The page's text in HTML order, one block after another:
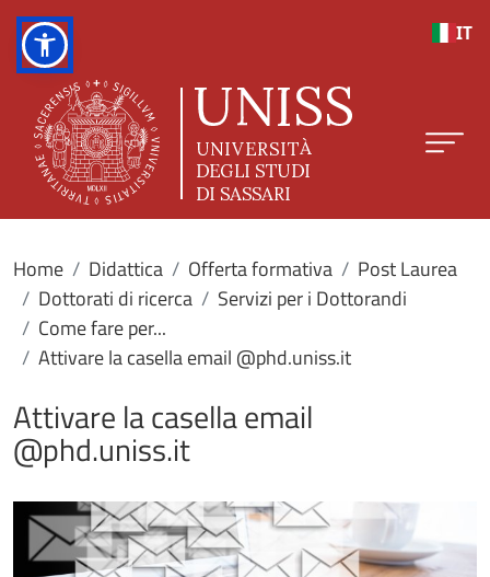
IT
Home Didattica Offerta formativa
Post Laurea
Dottorati di ricerca
Servizi per i Dottorandi
Come fare per...
Attivare la casella email @phd.uniss.it
Attivare la casella email
@phd.uniss.it